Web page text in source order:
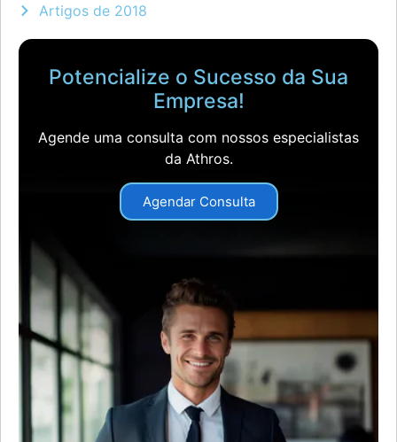
Artigos de 2018
Potencialize o Sucesso da Sua
Empresa!
Agende uma consulta com nossos especialistas
da Athros.
Agendar Consulta